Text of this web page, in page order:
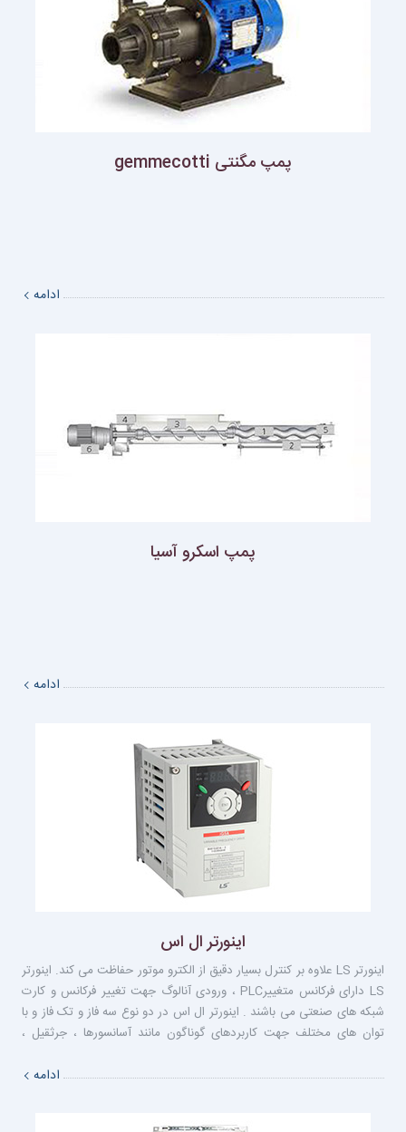
پمپ مگنتى gemmecotti
ادامه
پمپ اسكرو آسيا
ادامه
اینورتر ال اس
اينورتر LS علاوه بر کنترل بسيار دقيق از الکترو موتور حفاظت می کند. اینورتر
LS دارای فرکانس متغییرPLC ، ورودی آنالوگ جهت تغییر فرکانس و کارت
شبکه های صنعتی می باشند . اینورتر ال اس در دو نوع سه فاز و تک فاز و با
توان های مختلف جهت کاربردهای گوناگون مانند آسانسورها ، جرثقیل ،
موارد دیگر تولید و عرضه می شود.
ادامه